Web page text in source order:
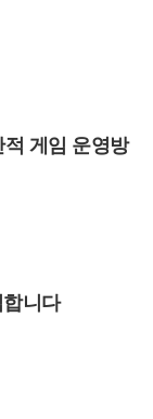
게임 운영방
니다